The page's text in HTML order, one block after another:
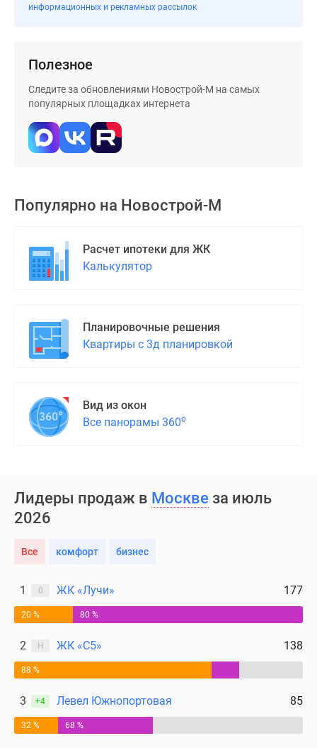
информационных и рекламных рассылок
Полезное
Следите за обновлениями Новострой-М на самых
популярных площадках интернета
Популярно на Новострой-М
Расчет ипотеки для ЖК
Калькулятор
Планировочные решения
Квартиры с 3д планировкой
Вид из окон
Все панорамы 360о
Лидеры продаж в Москве за июль
2026
Все комфорт бизнес
1 0 ЖК «Лучи» 177
20 % 80 %
2 Н ЖК «С5» 138
88 %
3 +4 Левел Южнопортовая 85
32 % 68 %